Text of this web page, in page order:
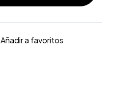
Añadir a favoritos